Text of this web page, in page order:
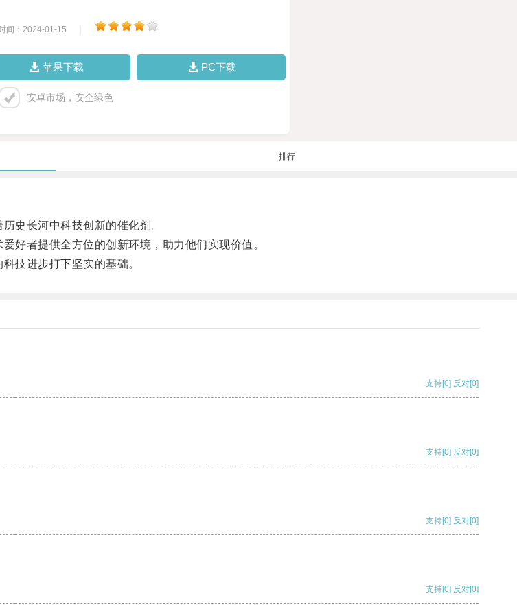
间：2024-01-15
苹果下载 PC下载
安卓市场，安全绿色
排行
史长河中科技创新的催化剂。
者提供全方位的创新环境，助力他们实现价值。
技进步打下坚实的基础。
支持[0] 反对[0]
支持[0] 反对[0]
支持[0] 反对[0]
支持[0] 反对[0]